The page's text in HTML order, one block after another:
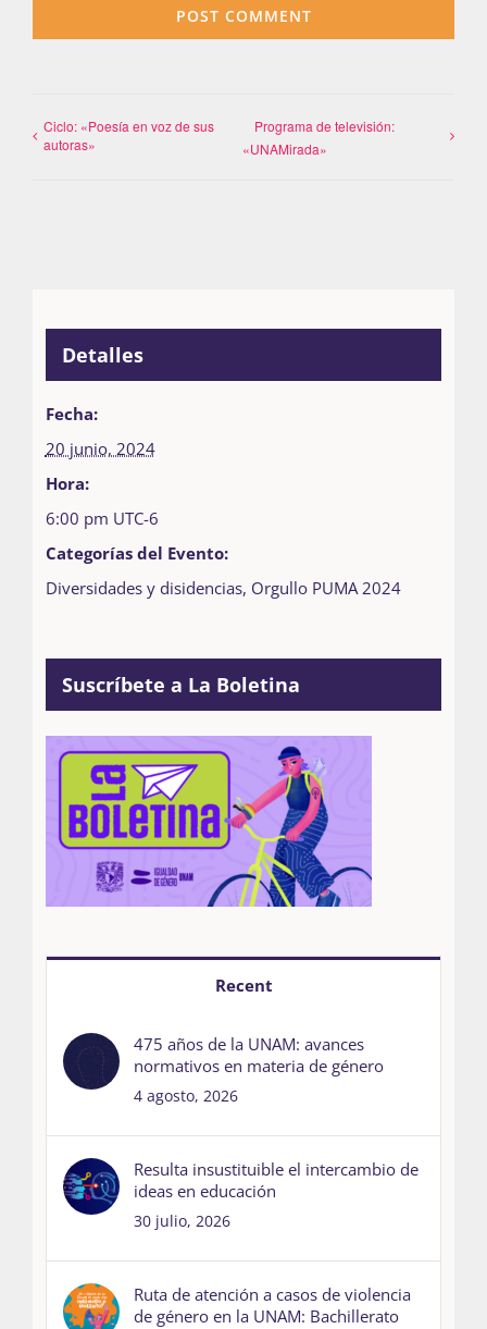
Ciclo: «Poesía en voz de sus
autoras»
Programa de televisión:
«UNAMirada»
Detalles
Fecha:
20 junio, 2024
Hora:
6:00 pm UTC-6
Categorías del Evento:
Diversidades y disidencias, Orgullo PUMA 2024
Suscríbete a La Boletina
Recent
475 años de la UNAM: avances
normativos en materia de género
4 agosto, 2026
Resulta insustituible el intercambio de
ideas en educación
30 julio, 2026
Ruta de atención a casos de violencia
de género en la UNAM: Bachillerato